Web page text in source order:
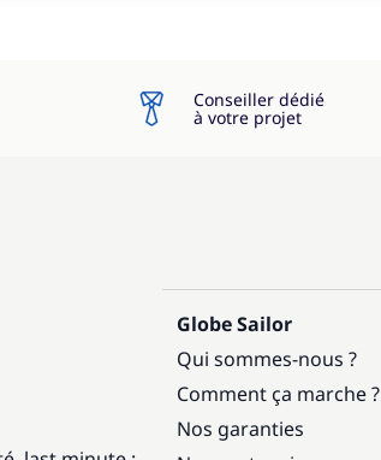
Conseiller dédié
à votre projet
Globe Sailor
Qui sommes-nous ?
Comment ça marche ?
Nos garanties